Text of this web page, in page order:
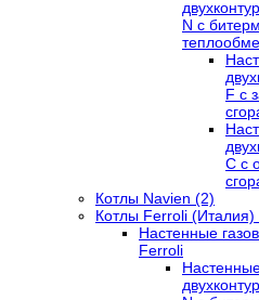
N с
F с
C с
Котлы Navien (2)
Котлы Ferroli (Италия)
Настенные
Ferroli